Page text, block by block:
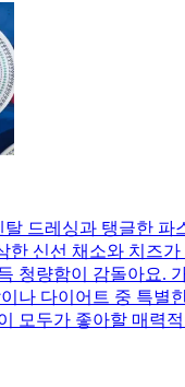
드레싱과 탱글한 파
한 신선 채소와 치즈가
청량함이 감돌아요.
나 다이어트 중 특별
모두가 좋아할 매력